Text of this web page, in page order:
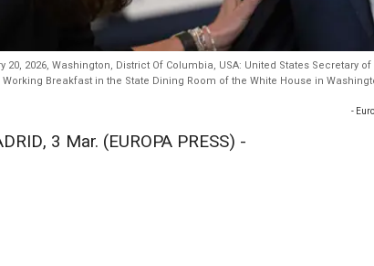
20, 2026, Washington, District Of Columbia, USA: United States Secretary
Working Breakfast in the State Dining Room of the White House in
-
3 Mar. (EUROPA PRESS) -